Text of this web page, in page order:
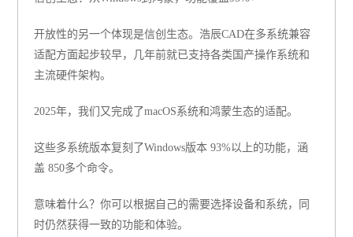
开放性的另一个体现是信创生态。浩辰CAD在多系统兼容
适配方面起步较早，几年前就已支持各类国产操作系统和
主流硬件架构。
2025年，我们又完成了macOS系统和鸿蒙生态的适配。
这些多系统版本复刻了Windows版本 93%以上的功能，涵
盖 850多个命令。
意味着什么？你可以根据自己的需要选择设备和系统，同
时仍然获得一致的功能和体验。